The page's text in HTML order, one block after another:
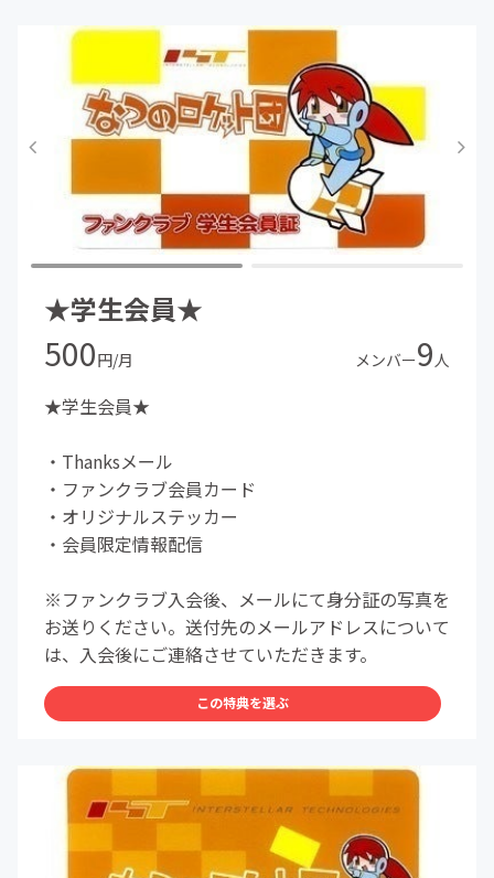
★学生会員★
500円/月 メンバー9人
★学生会員★
・Thanksメール
・ファンクラブ会員カード
・オリジナルステッカー
・会員限定情報配信
※ファンクラブ入会後、メールにて身分証の写真を
お送りください。送付先のメールアドレスについて
は、入会後にご連絡させていただきます。
この特典を選ぶ